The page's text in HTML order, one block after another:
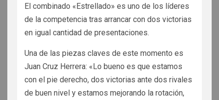
El combinado «Estrellado» es uno de los líderes
de la competencia tras arrancar con dos victorias
en igual cantidad de presentaciones.
Una de las piezas claves de este momento es
Juan Cruz Herrera: «Lo bueno es que estamos
con el pie derecho, dos victorias ante dos rivales
de buen nivel y estamos mejorando la rotación,